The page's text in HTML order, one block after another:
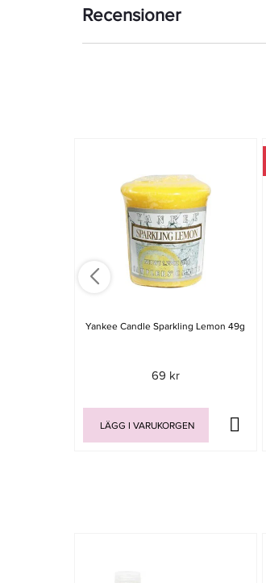
Recensioner
Yankee Candle Sparkling Lemon 49g
69 kr
LÄGG I VARUKORGEN